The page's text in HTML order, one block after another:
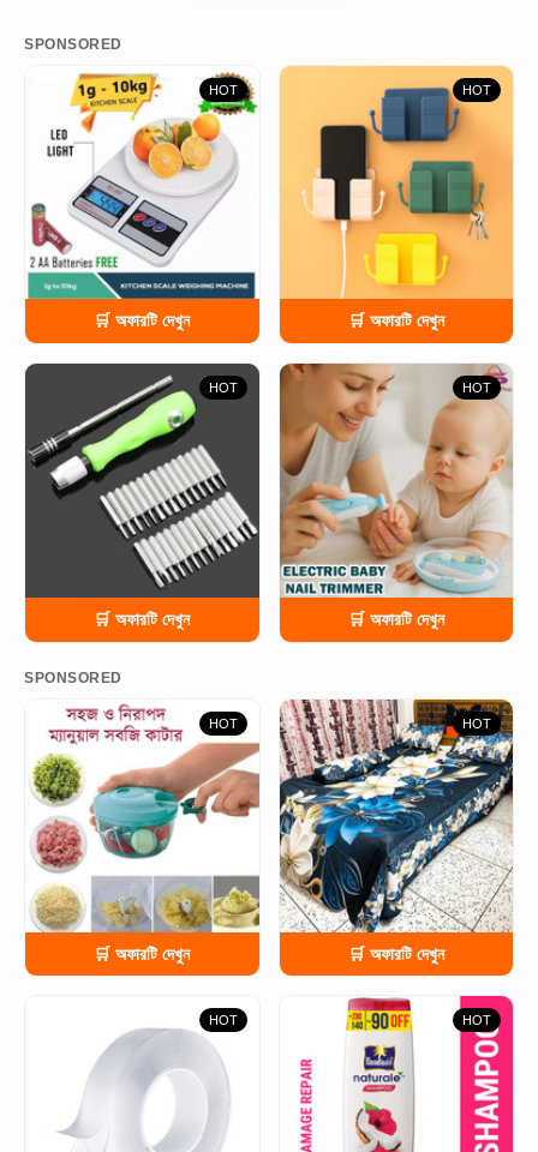
SPONSORED
HOT
🛒 অফারটি দেখুন
HOT
🛒 অফারটি দেখুন
HOT
🛒 অফারটি দেখুন
HOT
🛒 অফারটি দেখুন
SPONSORED
HOT
🛒 অফারটি দেখুন
HOT
🛒 অফারটি দেখুন
HOT HOT